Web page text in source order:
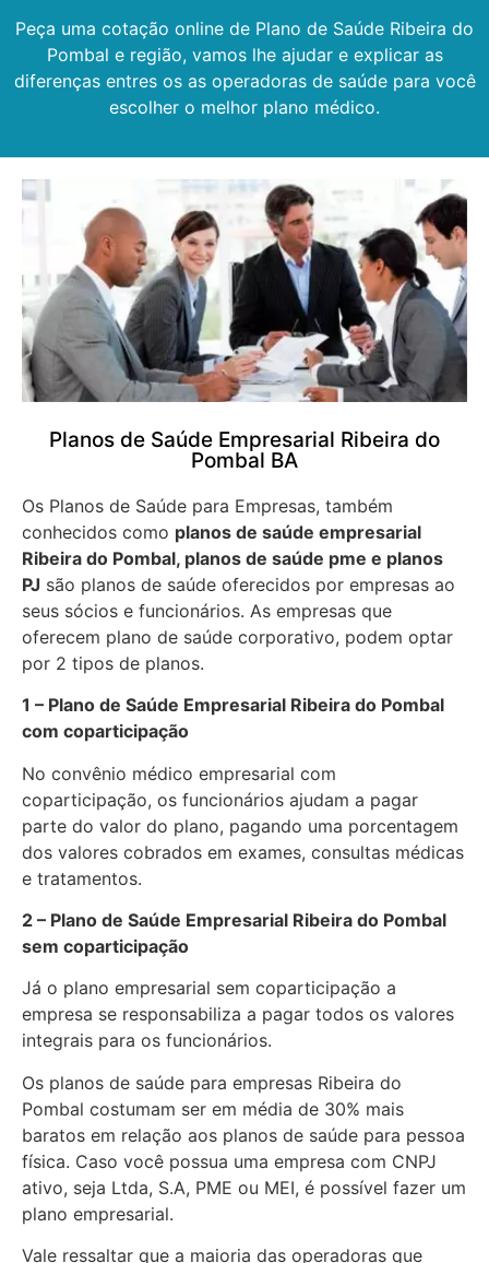
Peça uma cotação online de Plano de Saúde Ribeira do
Pombal e região, vamos lhe ajudar e explicar as
diferenças entres os as operadoras de saúde para você
escolher o melhor plano médico.
Planos de Saúde Empresarial Ribeira do
Pombal BA
Os Planos de Saúde para Empresas, também
conhecidos como planos de saúde empresarial
Ribeira do Pombal, planos de saúde pme e planos
PJ são planos de saúde oferecidos por empresas ao
seus sócios e funcionários. As empresas que
oferecem plano de saúde corporativo, podem optar
por 2 tipos de planos.
1 – Plano de Saúde Empresarial Ribeira do Pombal
com coparticipação
No convênio médico empresarial com
coparticipação, os funcionários ajudam a pagar
parte do valor do plano, pagando uma porcentagem
dos valores cobrados em exames, consultas médicas
e tratamentos.
2 – Plano de Saúde Empresarial Ribeira do Pombal
sem coparticipação
Já o plano empresarial sem coparticipação a
empresa se responsabiliza a pagar todos os valores
integrais para os funcionários.
Os planos de saúde para empresas Ribeira do
Pombal costumam ser em média de 30% mais
baratos em relação aos planos de saúde para pessoa
física. Caso você possua uma empresa com CNPJ
ativo, seja Ltda, S.A, PME ou MEI, é possível fazer um
plano empresarial.
Vale ressaltar que a maioria das operadoras que